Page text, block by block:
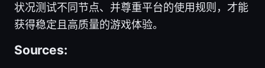
状况测试不同节点、并尊重平台的使用规则，才能
获得稳定且高质量的游戏体验。
Sources: